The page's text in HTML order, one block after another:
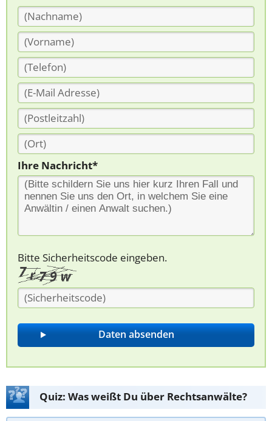
Ihre Nachricht*
Bitte Sicherheitscode eingeben.
Quiz: Was weißt Du über Rechtsanwälte?